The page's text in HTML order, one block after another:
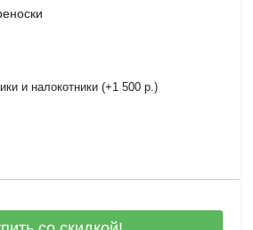
и налокотники (+1 500 р.)